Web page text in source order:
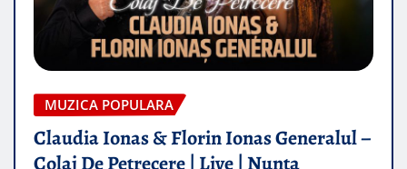
MUZICA POPULARA
Claudia Ionas & Florin Ionas Generalul –
Colaj De Petrecere | Live | Nunta